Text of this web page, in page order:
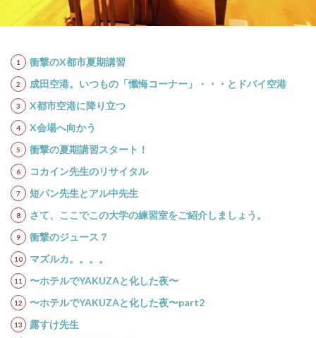
衝撃のX都市夏期講習
成田空港。いつもの「懺悔コーナー」・・・とドバイ空港
X都市空港に降り立つ
X会場へ向かう
衝撃の夏期講習スタート！
コカイン先生のリサイタル
短パン先生とアル中先生
さて、ここでこの大学の練習室をご紹介しましょう。
衝撃のジュース？
マズルカ。。。。
〜ホテルでYAKUZAと化した夜〜
〜ホテルでYAKUZAと化した夜〜part2
露すけ先生